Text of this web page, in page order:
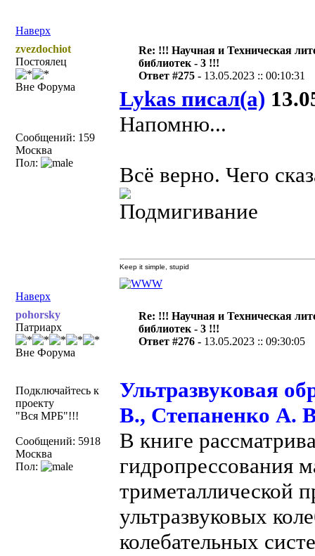
Наверх
zvezdochiot
Постоялец
Вне Форума
Сообщений: 159
Москва
Пол:
Re: !!! Научная и Техническая
библиотек - 3 !!!
Ответ #275 - 13.05.2023 :: 00:10:31
Lykas писал(а)
Напомню...
Всё верно. Чего
Наверх
Keep it simple, stupid
pohorsky
Патриарх
Вне Форума
Подключайтесь к
проекту
"Вся МРБ"!!!
Сообщений: 5918
Москва
Пол:
Re: !!! Научная и Техническая
библиотек - 3 !!!
Ответ #276 - 13.05.2023 :: 09:30:05
Ультразвуковая
В., Степаненко А.
В книге
гидропрессования
триметаллической
ультразвуковых
колебательных